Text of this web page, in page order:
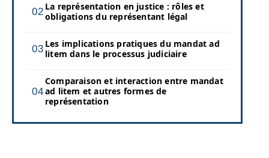
La représentation en justice : rôles et
obligations du représentant légal
Les implications pratiques du mandat ad
litem dans le processus judiciaire
Comparaison et interaction entre mandat
ad litem et autres formes de
représentation